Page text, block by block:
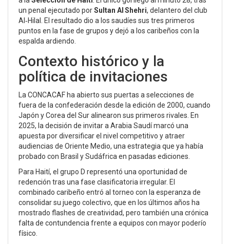
un penal ejecutado porSultan Al Shehri, delantero del club
Al‑Hilal . El resultado dio a los saudíes sus tres primeros
puntos en la fase de grupos y dejó a los caribeños con la
espalda ardiendo.
Contexto histórico y la
política de invitaciones
La CONCACAFha abierto sus puertas a selecciones de
fuera de la confederación desde la edición de 2000, cuando
Japón y Corea del Sur alinearon sus primeros rivales. En
2025, la decisión de invitar a Arabia Saudí marcó una
apuesta por diversificar el nivel competitivo y atraer
audiencias de Oriente Medio, una estrategia que ya había
probado con Brasil y Sudáfrica en pasadas ediciones.
Para Haití, el grupo D representó una oportunidad de
redención tras una fase clasificatoria irregular. El
combinado caribeño entró al torneo con la esperanza de
consolidar su juego colectivo, que en los últimos años ha
mostrado flashes de creatividad, pero también una crónica
falta de contundencia frente a equipos con mayor poderío
físico.